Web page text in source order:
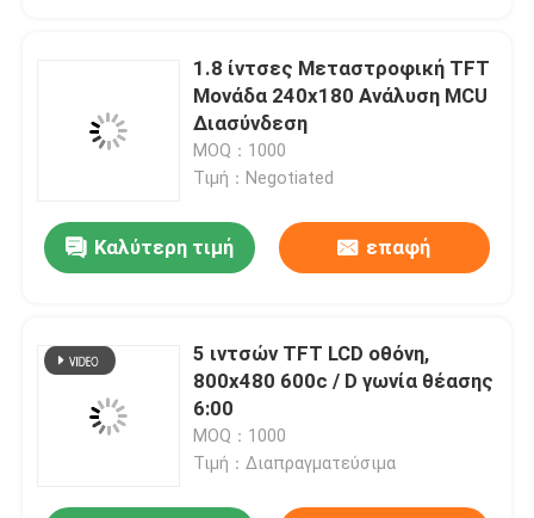
1.8 ίντσες Μεταστροφική TFT
Μονάδα 240x180 Ανάλυση MCU
Διασύνδεση
MOQ：1000
Τιμή：Negotiated
Καλύτερη τιμή επαφή
5 ιντσών TFT LCD οθόνη,
800x480 600c / D γωνία θέασης
6:00
MOQ：1000
Τιμή：Διαπραγματεύσιμα